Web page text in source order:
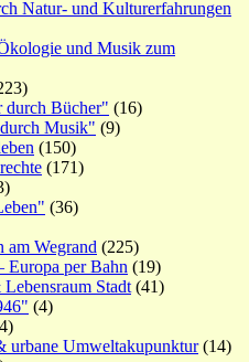
Natur- und Kulturerfahrungen
und Musik zum
durch Bücher" (16)
Musik" (9)
(150)
(171)
(36)
am Wegrand (225)
Europa per Bahn (19)
Stadt (41)
(4)
urbane Umweltakupunktur(14)